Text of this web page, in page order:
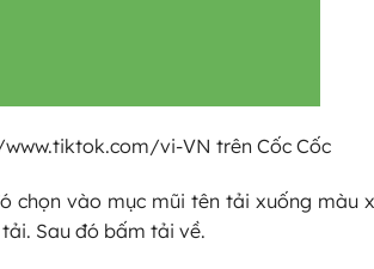
vi-VN trên Cốc Cốc
chọn vào mục mũi tên tải xuống màu
Sau đó bấm tải về.